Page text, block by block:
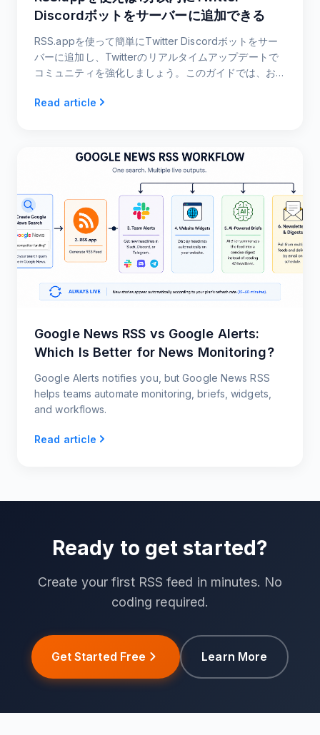
Discordボットをサーバーに追加できる
RSS.appを使って簡単にTwitter Discordボットをサー
バーに追加し、Twitterのリアルタイムアップデートで
コミュニティを強化しましょう。このガイドでは、お
する手順を1分もかからずに説明します。
Read article
Google News RSS vs Google Alerts:
Which Is Better for News Monitoring?
Google Alerts notifies you, but Google News RSS
helps teams automate monitoring, briefs, widgets,
and workflows.
Read article
Ready to get started?
Create your first RSS feed in minutes. No
coding required.
Get Started Free Learn More